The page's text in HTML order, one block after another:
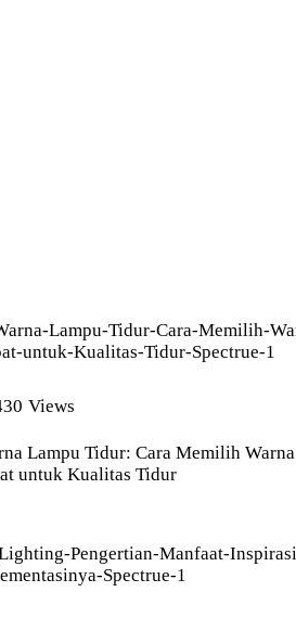
Views
Lampu Tidur: Cara Memilih Warna
untuk Kualitas Tidur